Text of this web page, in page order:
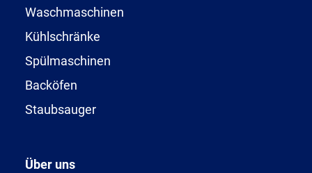
Waschmaschinen
Kühlschränke
Spülmaschinen
Backöfen
Staubsauger
Über uns